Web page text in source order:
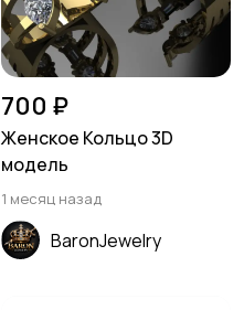
700 ₽
Женское Кольцо 3D
модель
1 месяц назад
BaronJewelry